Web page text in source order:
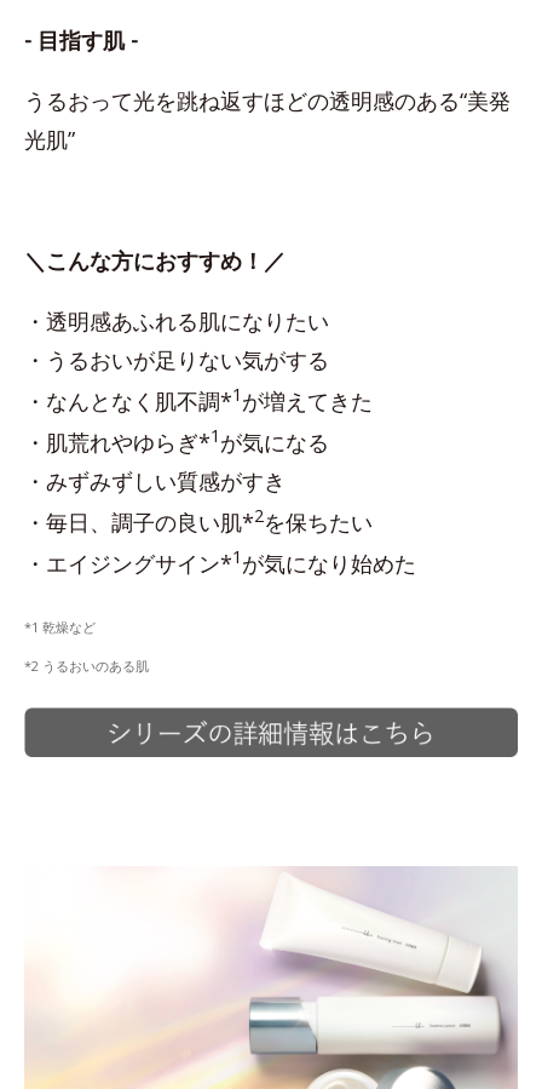
- 目指す肌 -
うるおって光を跳ね返すほどの透明感のある“美発
光肌”
＼こんな方におすすめ！／
・透明感あふれる肌になりたい
・うるおいが足りない気がする
・なんとなく肌不調*1 が増えてきた
・肌荒れやゆらぎ*1 が気になる
・みずみずしい質感がすき
・毎日、調子の良い肌*2を保ちたい
・エイジングサイン*1 が気になり始めた
*1 乾燥など
*2 うるおいのある肌